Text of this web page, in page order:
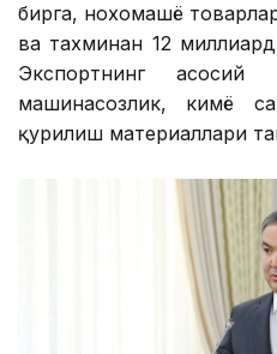
бирга, нохомашё
ва тахминан 12
Экспортнинг асосий
машинасозлик, кимё
қурилиш материаллари